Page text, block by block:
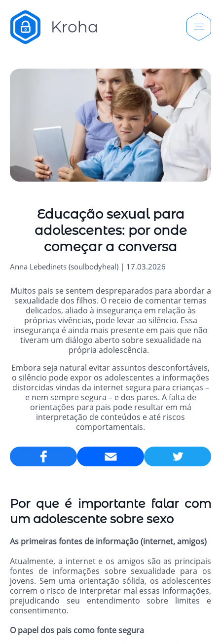
Educação sexual para
adolescentes: por onde
começar a conversa
Anna Lebedinets (soulbodyheal) | 17.03.2026
Muitos pais se sentem despreparados para abordar a
sexualidade dos filhos. O receio de comentar temas
delicados, aliado à insegurança em relação às
próprias vivências, pode levar ao silêncio. Essa
insegurança é ainda mais presente em pais que não
tiveram um diálogo aberto sobre sexualidade na
própria adolescência.
Embora seja natural evitar assuntos desconfortáveis,
o silêncio pode expor os adolescentes a informações
distorcidas vindas da internet segura para crianças –
e nem sempre segura – e dos pares. A falta de
orientações para pais pode resultar em má
interpretação de conteúdos e até riscos
comportamentais.
Email
Por que é importante falar com
um adolescente sobre sexo
As primeiras fontes de informação (internet, amigos)
Atualmente, a internet e os amigos são as principais
fontes de informações sobre sexualidade para os
jovens. Sem uma orientação sólida, os adolescentes
correm o risco de interpretar mal essas informações,
prejudicando seu entendimento sobre limites e
consentimento.
O papel dos pais como fonte segura